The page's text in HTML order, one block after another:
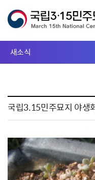
새소식
국립3.15민주묘지 야생